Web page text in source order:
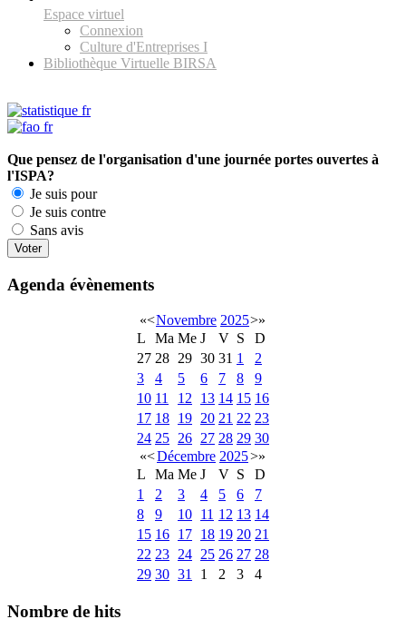
Espace virtuel
Connexion
Culture d'Entreprises I
Bibliothèque Virtuelle BIRSA
Que pensez de l'organisation d'une journée portes ouvertes à
l'ISPA?
Je suis pour
Je suis contre
Sans avis
Agenda évènements
«<Novembre 2025>»
L
Ma Me J V S
D
27 28 29 30 31 1
2
3
4 5 6 7 8
9
10 11 12 13 14 15 16
17 18 19 20 21 22 23
24 25 26 27 28 29 30
«<Décembre 2025>»
L
Ma Me J V S
D
1
2 3 4 5 6
7
8
9 10 11 12 13 14
15 16 17 18 19 20 21
22 23 24 25 26 27 28
29 30 31 1 2 3 4
Nombre de hits